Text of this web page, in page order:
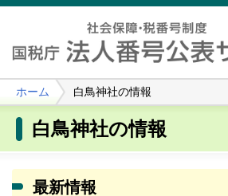
ホーム 白鳥神社の情報
白鳥神社の情報
最新情報